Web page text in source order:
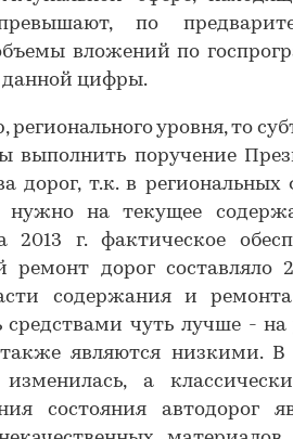
по
вложений по
данной цифры.
регионального уровня, то
выполнить поручение
дорог, т.к. в региональных
на текущее
г. фактическое
ремонт дорог составляло
содержания и
средствами чуть лучше - на
являются низкими. В
а
состояния автодорог